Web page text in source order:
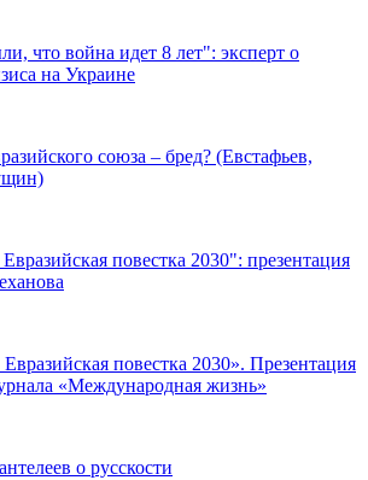
что война идет 8 лет": эксперт о
на Украине
союза – бред? (Евстафьев,
повестка 2030": презентация
повестка 2030». Презентация
«Международная жизнь»
о русскости